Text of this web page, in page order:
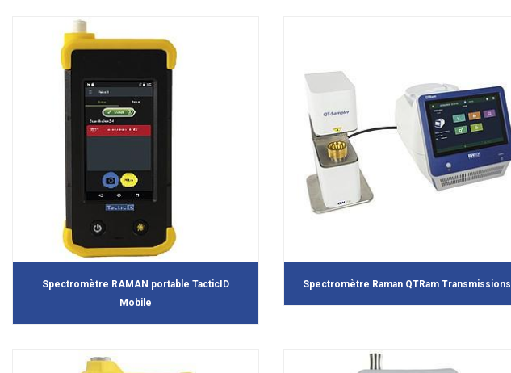
Spectromètre RAMAN portable TacticID
Mobile
Spectromètre Raman QTRam Transmissions